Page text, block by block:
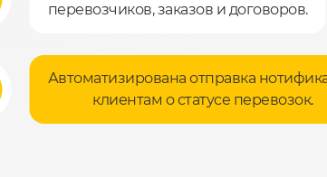
перевозчиков, заказов и договоров.
Автоматизирована отправка
клиентам о статусе перевозок.